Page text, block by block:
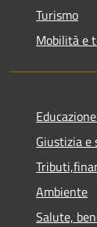
Turismo
Mobilità e
Giustizia e
Ambiente
Salute,